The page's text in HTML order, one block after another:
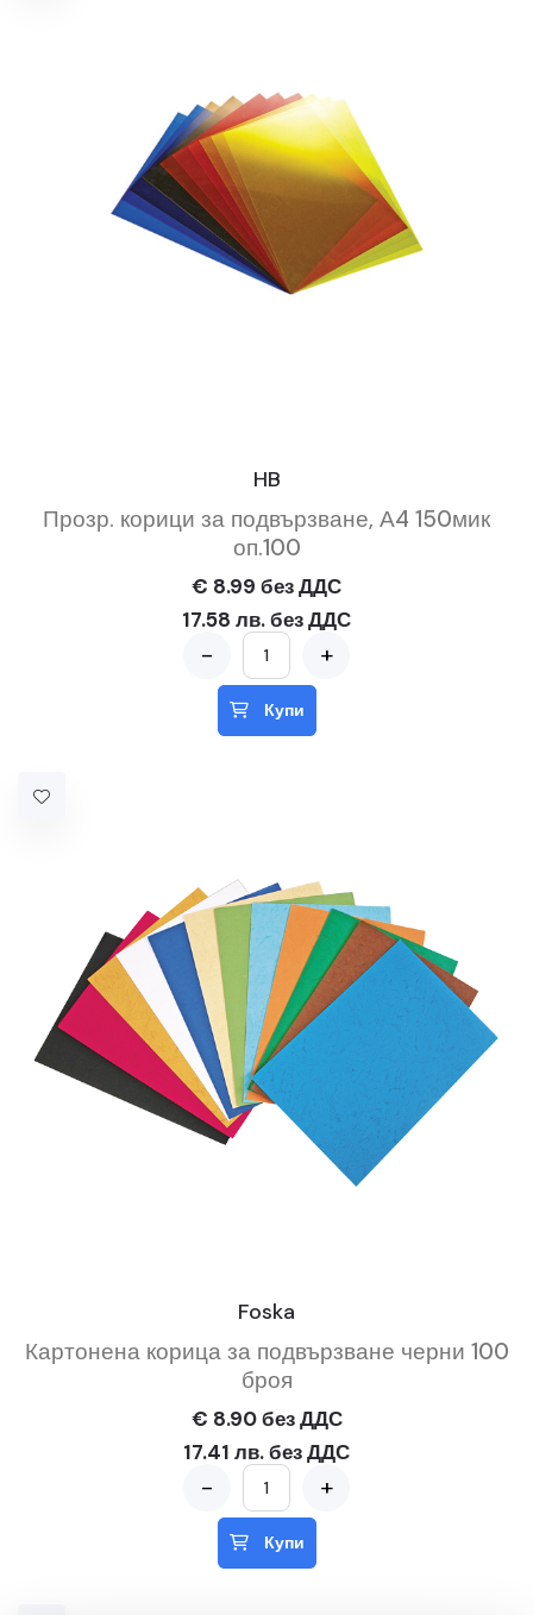
HB
Прозр. корици за подвързване, А4 150мик
оп.100
€ 8.99 без ДДС
17.58 лв. без ДДС
- +
Купи
Foska
Картонена корица за подвързване черни 100
броя
€ 8.90 без ДДС
17.41 лв. без ДДС
- +
Купи